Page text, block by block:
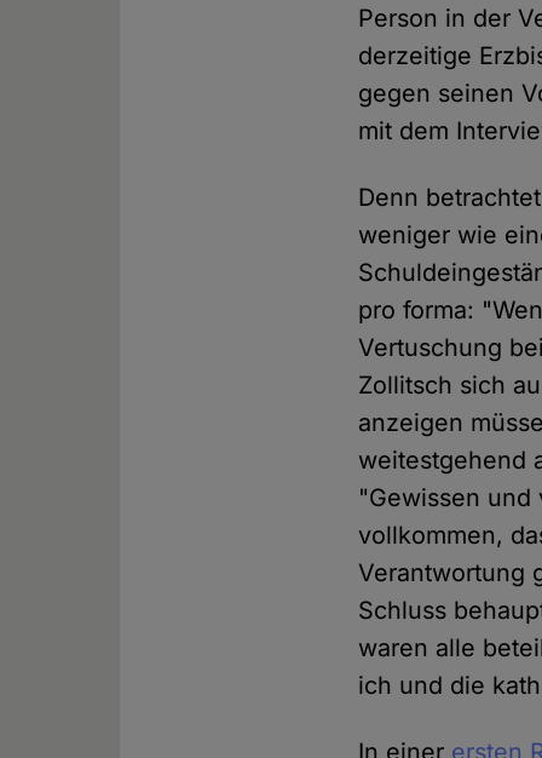
Person in der
derzeitige
gegen seinen
mit dem
Denn
weniger wie
pro forma:
Vertuschung
Zollitsch sich
anzeigen
weitestgehend
"Gewissen und
vollkommen,
Verantwortung
Schluss
waren alle
ich und die